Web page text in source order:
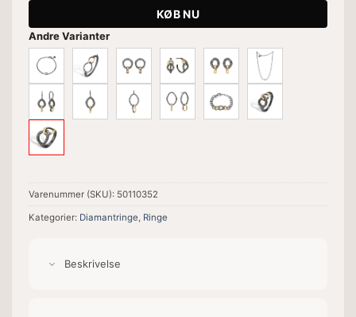
KØB NU
Andre Varianter
Varenummer (SKU): 50110352
Kategorier: Diamantringe, Ringe
Beskrivelse